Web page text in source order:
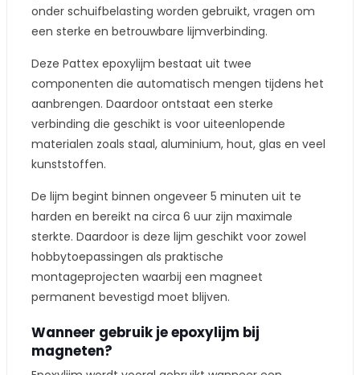
onder schuifbelasting worden gebruikt, vragen om
een sterke en betrouwbare lijmverbinding.
Deze Pattex epoxylijm bestaat uit twee
componenten die automatisch mengen tijdens het
aanbrengen. Daardoor ontstaat een sterke
verbinding die geschikt is voor uiteenlopende
materialen zoals staal, aluminium, hout, glas en veel
kunststoffen.
De lijm begint binnen ongeveer 5 minuten uit te
harden en bereikt na circa 6 uur zijn maximale
sterkte. Daardoor is deze lijm geschikt voor zowel
hobbytoepassingen als praktische
montageprojecten waarbij een magneet
permanent bevestigd moet blijven.
Wanneer gebruik je epoxylijm bij
magneten?